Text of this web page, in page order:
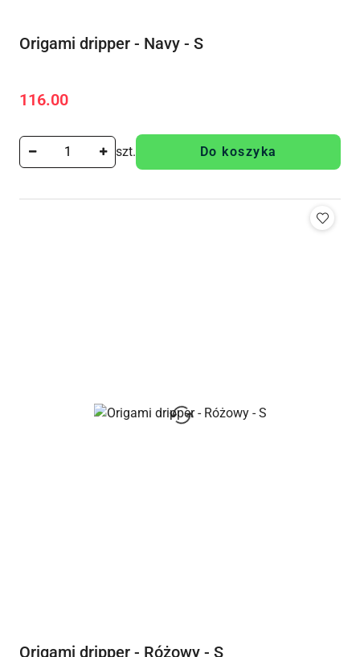
Origami dripper - Navy - S
Cena:
116.00
szt. Do koszyka
Origami dripper - Różowy - S